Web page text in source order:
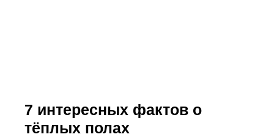
7 интересных фактов о
тёплых полах